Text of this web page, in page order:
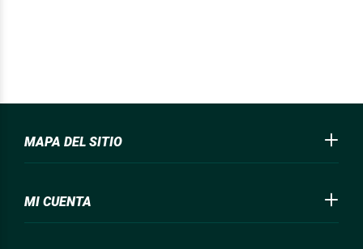
MAPA DEL SITIO
MI CUENTA